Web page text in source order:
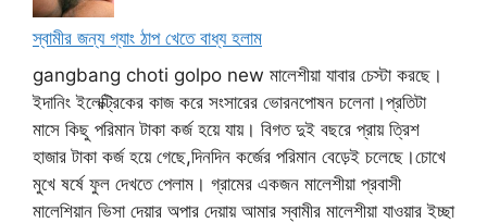
স্বামীর জন্য গ্যাং ঠাপ খেতে বাধ্য হলাম
gangbang choti golpo new মালেশীয়া যাবার চেস্টা করছে।
ইদানিং ইলেক্ট্রিকের কাজ করে সংসারের ভোরনপোষন চলেনা।প্রতিটা
মাসে কিছু পরিমান টাকা কর্জ হয়ে যায়। বিগত দুই বছরে প্রায় ত্রিশ
হাজার টাকা কর্জ হয়ে গেছে,দিনদিন কর্জের পরিমান বেড়েই চলেছে।চোখে
মুখে ষর্ষে ফুল দেখতে পেলাম। গ্রামের একজন মালেশীয়া প্রবাসী
মালেশিয়ান ভিসা দেয়ার অপার দেয়ায় আমার স্বামীর মালেশীয়া যাওয়ার ইচ্ছা